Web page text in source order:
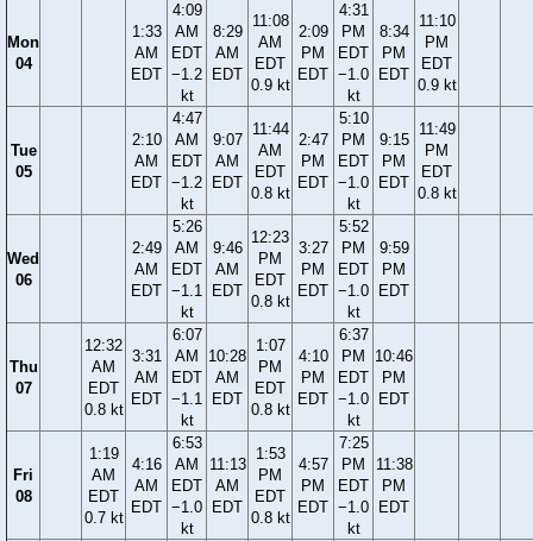
Mon
04
1:33
AM
EDT
4:09
AM
EDT
−1.2
kt
8:29
AM
EDT
11:08
AM
EDT
0.9 kt
2:09
PM
EDT
4:31
PM
EDT
−1.0
kt
8:34
PM
EDT
11:10
PM
EDT
0.9 kt
Tue
05
2:10
AM
EDT
4:47
AM
EDT
−1.2
kt
9:07
AM
EDT
11:44
AM
EDT
0.8 kt
2:47
PM
EDT
5:10
PM
EDT
−1.0
kt
9:15
PM
EDT
11:49
PM
EDT
0.8 kt
Wed
06
2:49
AM
EDT
5:26
AM
EDT
−1.1
kt
9:46
AM
EDT
12:23
PM
EDT
0.8 kt
3:27
PM
EDT
5:52
PM
EDT
−1.0
kt
9:59
PM
EDT
Thu
07
12:32
AM
EDT
0.8 kt
3:31
AM
EDT
6:07
AM
EDT
−1.1
kt
10:28
AM
EDT
1:07
PM
EDT
0.8 kt
4:10
PM
EDT
6:37
PM
EDT
−1.0
kt
10:46
PM
EDT
Fri
08
1:19
AM
EDT
0.7 kt
4:16
AM
EDT
6:53
AM
EDT
−1.0
kt
11:13
AM
EDT
1:53
PM
EDT
0.8 kt
4:57
PM
EDT
7:25
PM
EDT
−1.0
kt
11:38
PM
EDT